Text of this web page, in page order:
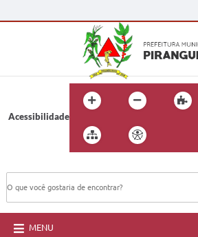
Acessibilidade
MENU